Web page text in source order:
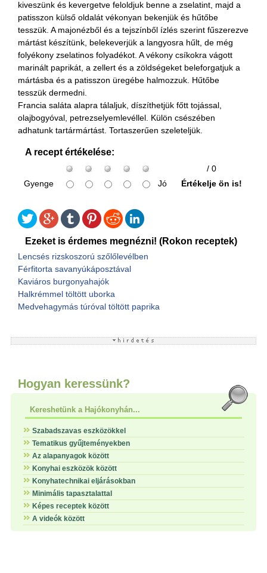
kiveszünk és kevergetve feloldjuk benne a zselatint, majd a
patisszon külső oldalát vékonyan bekenjük és hűtőbe
tesszük. A majonézből és a tejszínből ízlés szerint fűszerezve
mártást készítünk, belekeverjük a langyosra hűlt, de még
folyékony zselatinos folyadékot. A vékony csíkokra vágott
marinált paprikát, a zellert és a zöldségeket beleforgatjuk a
mártásba és a patisszon üregébe halmozzuk. Hűtőbe
tesszük dermedni.
Francia saláta alapra tálaljuk, díszíthetjük főtt tojással,
olajbogyóval, petrezselyemlevéllel. Külön csészében
adhatunk tartármártást. Tortaszerűen szeleteljük.
A recept értékelése:
/ 0
Gyenge
Jó Értékelje ön is!
Ezeket is érdemes megnézni! (Rokon receptek)
Lencsés rizskoszorú szőlőlevélben
Férfitorta savanyúkáposztával
Kaviáros burgonyahajók
Halkrémmel töltött uborka
Medvehagymás túróval töltött paprika
Hogyan keressünk?
Kereshetünk a Hajókonyhán...
Szabadszavas eszközökkel
Tematikus gyűjteményekben
Az alapanyagok között
Konyhai eszközök között
Konyhatechnikai eljárásokban
Minimális tapasztalattal
Képes receptek között
A videók között